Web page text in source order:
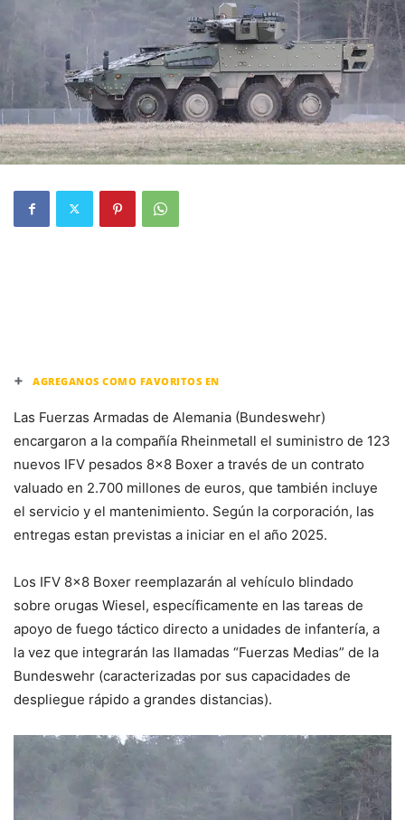
+ AGREGANOS COMO FAVORITOS EN
Las Fuerzas Armadas de Alemania (Bundeswehr)
encargaron a la compañía Rheinmetall el suministro de 123
nuevos IFV pesados 8×8 Boxer a través de un contrato
valuado en 2.700 millones de euros, que también incluye
el servicio y el mantenimiento. Según la corporación, las
entregas estan previstas a iniciar en el año 2025.
Los IFV 8×8 Boxer reemplazarán al vehículo blindado
sobre orugas Wiesel, específicamente en las tareas de
apoyo de fuego táctico directo a unidades de infantería, a
la vez que integrarán las llamadas “Fuerzas Medias” de la
Bundeswehr (caracterizadas por sus capacidades de
despliegue rápido a grandes distancias).